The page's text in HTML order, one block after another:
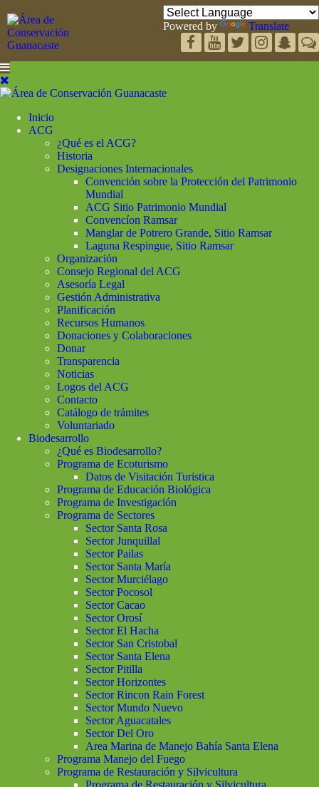
Powered by Translate
Inicio
ACG
¿Qué es el ACG?
Historia
Designaciones Internacionales
Convención sobre la Protección del Patrimonio
Mundial
ACG Sitio Patrimonio Mundial
Convencíon Ramsar
Manglar de Potrero Grande, Sitio Ramsar
Laguna Respingue, Sitio Ramsar
Organización
Consejo Regional del ACG
Asesoría Legal
Gestión Administrativa
Planificación
Recursos Humanos
Donaciones y Colaboraciones
Donar
Transparencia
Noticias
Logos del ACG
Contacto
Catálogo de trámites
Voluntariado
Biodesarrollo
¿Qué es Biodesarrollo?
Programa de Ecoturismo
Datos de Visitación Turistica
Programa de Educación Biológica
Programa de Investigación
Programa de Sectores
Sector Santa Rosa
Sector Junquillal
Sector Pailas
Sector Santa María
Sector Murciélago
Sector Pocosol
Sector Cacao
Sector Orosí
Sector El Hacha
Sector San Cristobal
Sector Santa Elena
Sector Pitilla
Sector Horizontes
Sector Rincon Rain Forest
Sector Mundo Nuevo
Sector Aguacatales
Sector Del Oro
Area Marina de Manejo Bahía Santa Elena
Programa Manejo del Fuego
Programa de Restauración y Silvicultura